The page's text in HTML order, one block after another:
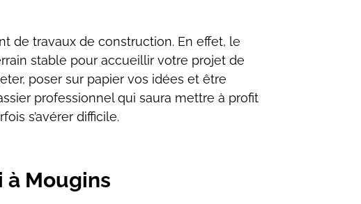
de travaux de construction. En effet, le
stable pour accueillir votre projet de
poser sur papier vos idées et être
professionnel qui saura mettre à profit
s’avérer difficile.
à Mougins